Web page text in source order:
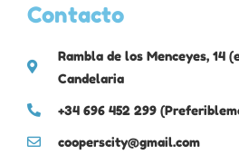
Contacto
Rambla de los Menceyes, 14
Candelaria
+34 696 452 299
cooperscity@gmail.com